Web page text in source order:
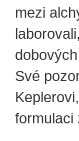
mezi
Své
formulaci